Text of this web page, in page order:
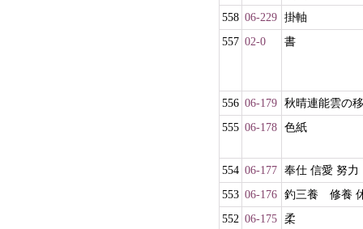
558 06-229 掛軸
557 02-0 書
556 06-179 秋晴連能雲の
555 06-178 色紙
554 06-177 奉仕 信愛 努力
553 06-176 釣三養 修養
552 06-175 柔